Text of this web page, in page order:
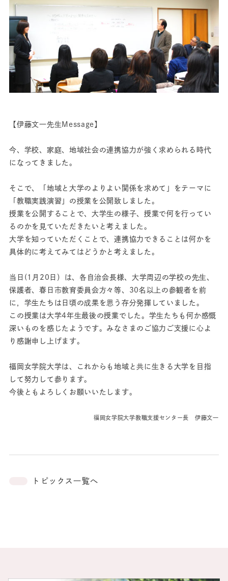
【伊藤文一先生Message】
今、学校、家庭、地域社会の連携協力が強く求められる時代
になってきました。
そこで、「地域と大学のよりよい関係を求めて」をテーマに
「教職実践演習」の授業を公開致しました。
授業を公開することで、大学生の様子、授業で何を行ってい
るのかを見ていただきたいと考えました。
大学を知っていただくことで、連携協力できることは何かを
具体的に考えてみてはどうかと考えました。
当日(1月20日）は、各自治会長様、大学周辺の学校の先生、
保護者、春日市教育委員会方々等、30名以上の参観者を前
に，学生たちは日頃の成果を思う存分発揮していました。
この授業は大学4年生最後の授業でした。学生たちも何か感慨
深いものを感じたようです。みなさまのご協力ご支援に心よ
り感謝申し上げます。
福岡女学院大学は、これからも地域と共に生きる大学を目指
して努力して参ります。
今後ともよろしくお願いいたします。
福岡女学院大学教職支援センター長 伊藤文一
トピックス一覧へ